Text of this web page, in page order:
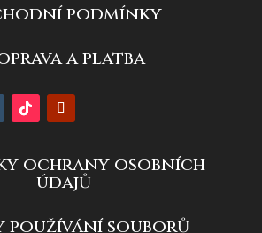
podmínky
a platba
ochrany osobních
údajů
používání souborů